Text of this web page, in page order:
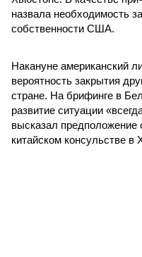
назвала необходимость
собственности США.
Накануне американский
вероятность закрытия
стране. На брифинге в
развитие ситуации
высказал предположение
китайском консульстве